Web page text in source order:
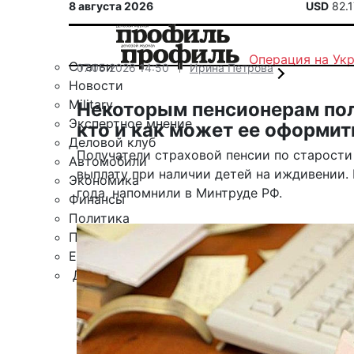
8 августа 2026 USD
Статьи
Новости
Military
Экспертное мнение
Деловой клуб
Автомобили
Экономика
Финансы
Политика
Путешествия
ЕАЭС
Другие рубрики
Спецпроект «Юрий Мамлеев»
Календарь событий
Зарубежье
Операция на
07.05.2026 14:50 Ирина Петрова
Некоторым пенсионерам
кто и как может ее
Получатели страховой пенсии по
выплату при наличии детей на
года, напомнили в Минтруде РФ.